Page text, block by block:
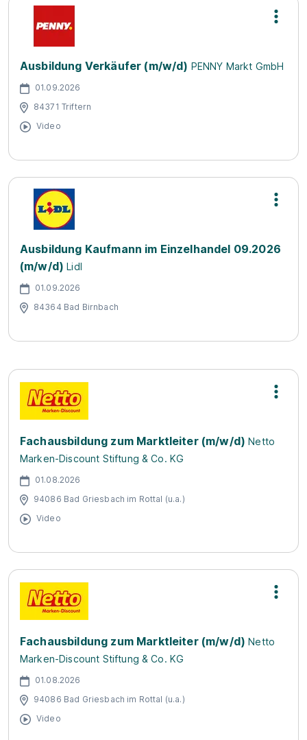
Ausbildung Verkäufer (m/w/d) PENNY Markt GmbH
01.09.2026
84371 Triftern
Video
Ausbildung Kaufmann im Einzelhandel 09.2026
(m/w/d) Lidl
01.09.2026
84364 Bad Birnbach
Fachausbildung zum Marktleiter (m/w/d) Netto
Marken-Discount Stiftung & Co. KG
01.08.2026
94086 Bad Griesbach im Rottal (u.a.)
Video
Fachausbildung zum Marktleiter (m/w/d) Netto
Marken-Discount Stiftung & Co. KG
01.08.2026
94086 Bad Griesbach im Rottal (u.a.)
Video